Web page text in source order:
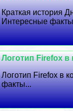
Краткая история
Интересные
Логотип Firefox в
Логотип Firefox в
факты...